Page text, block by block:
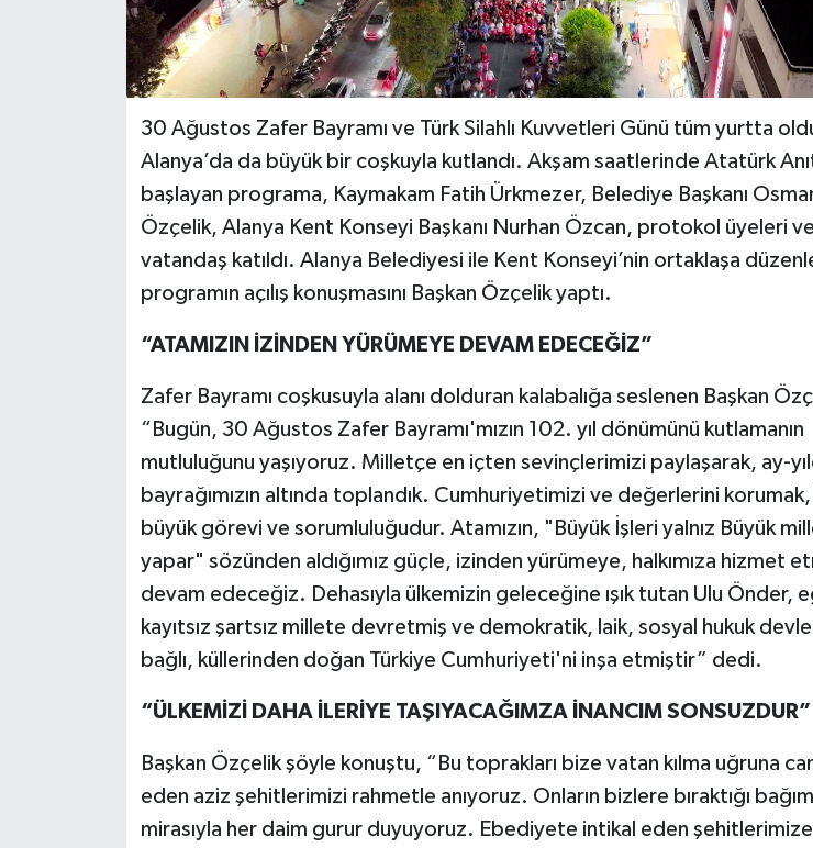
30 Ağustos Zafer Bayramı ve Türk Silahlı Kuvvetleri Günü tüm yurtta
Alanya’da da büyük bir coşkuyla kutlandı. Akşam saatlerinde Atatürk
başlayan programa, Kaymakam Fatih Ürkmezer, Belediye Başkanı
Özçelik, Alanya Kent Konseyi Başkanı Nurhan Özcan, protokol üyeleri
vatandaş katıldı. Alanya Belediyesi ile Kent Konseyi’nin ortaklaşa
programın açılış konuşmasını Başkan Özçelik yaptı.
“ATAMIZIN İZİNDEN YÜRÜMEYE DEVAM EDECEĞİZ”
Zafer Bayramı coşkusuyla alanı dolduran kalabalığa seslenen Başkan
“Bugün, 30 Ağustos Zafer Bayramı'mızın 102. yıl dönümünü kutlamanın
mutluluğunu yaşıyoruz. Milletçe en içten sevinçlerimizi paylaşarak, ay-
bayrağımızın altında toplandık. Cumhuriyetimizi ve değerlerini
büyük görevi ve sorumluluğudur. Atamızın, "Büyük İşleri yalnız Büyük
yapar" sözünden aldığımız güçle, izinden yürümeye, halkımıza hizmet
devam edeceğiz. Dehasıyla ülkemizin geleceğine ışık tutan Ulu Önder,
kayıtsız şartsız millete devretmiş ve demokratik, laik, sosyal hukuk
bağlı, küllerinden doğan Türkiye Cumhuriyeti'ni inşa etmiştir” dedi.
“ÜLKEMİZİ DAHA İLERİYE TAŞIYACAĞIMZA İNANCIM SONSUZDUR”
Başkan Özçelik şöyle konuştu, “Bu toprakları bize vatan kılma uğruna
eden aziz şehitlerimizi rahmetle anıyoruz. Onların bizlere bıraktığı
mirasıyla her daim gurur duyuyoruz. Ebediyete intikal eden şehitlerimize